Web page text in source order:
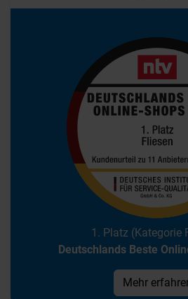
1. Platz (Kategorie
Deutschlands Beste
Mehr